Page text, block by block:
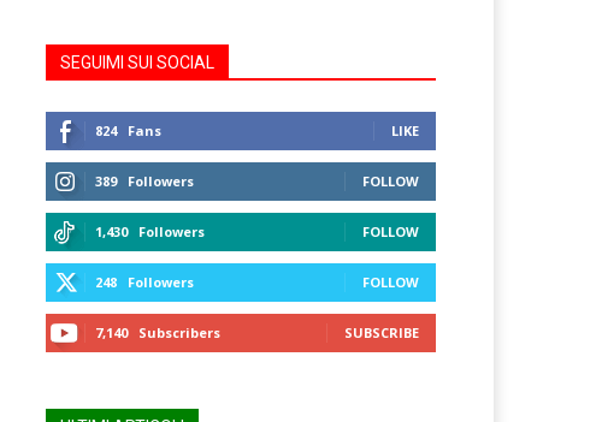
SEGUIMI SUI SOCIAL
824 Fans LIKE
389 Followers FOLLOW
1,430 Followers FOLLOW
248 Followers FOLLOW
7,140 Subscribers SUBSCRIBE